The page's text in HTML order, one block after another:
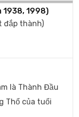
1938, 1998)
đắp thành)
là Thành Đầu
Thổ của tuổi